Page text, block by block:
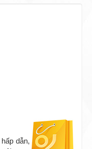
dẫn,